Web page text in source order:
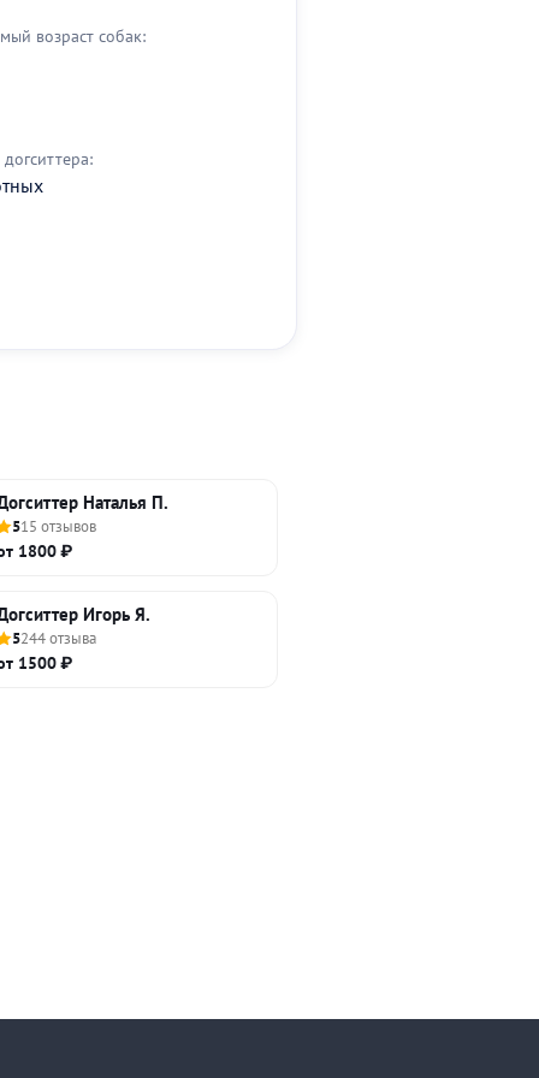
возраст собак:
Наталья П.
515 отзывов
1800 ₽
Игорь Я.
5244 отзыва
1500 ₽